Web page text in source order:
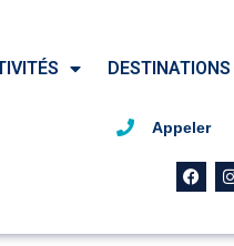
DESTINATIONS
Appeler